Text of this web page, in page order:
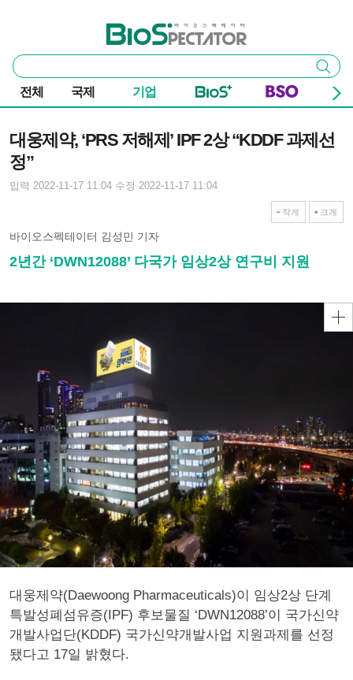
바이오스펙테이터
통
합
검
색
검색
전체 국제 기업
대웅제약, ‘PRS 저해제’ IPF 2상 “KDDF 과제선
정”
입력 2022-11-17 11:04 수정 2022-11-17 11:04
작게 크게
바이오스펙테이터 김성민 기자
2년간 ‘DWN12088’ 다국가 임상2상 연구비 지원
대웅제약(Daewoong Pharmaceuticals)이 임상2상 단계
특발성폐섬유증(IPF) 후보물질 ‘DWN12088’이 국가신약
개발사업단(KDDF) 국가신약개발사업 지원과제를 선정
됐다고 17일 밝혔다.